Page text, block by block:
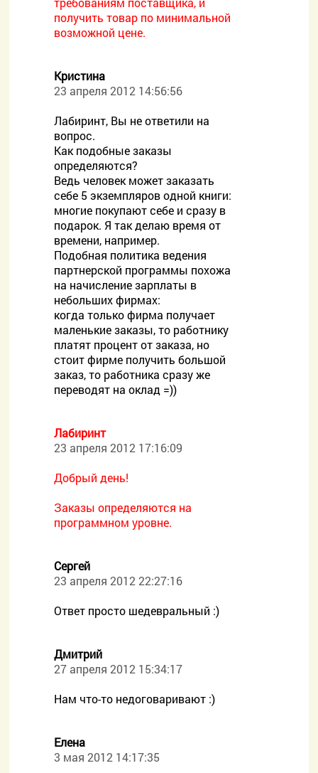
получить товар по минимальной
возможной цене.
Кристина
23 апреля 2012 14:56:56
Лабиринт, Вы не ответили на
вопрос.
Как подобные заказы
определяются?
Ведь человек может заказать
себе 5 экземпляров одной книги:
многие покупают себе и сразу в
подарок. Я так делаю время от
времени, например.
Подобная политика ведения
партнерской программы похожа
на начисление зарплаты в
небольших фирмах:
когда только фирма получает
маленькие заказы, то работнику
платят процент от заказа, но
стоит фирме получить большой
заказ, то работника сразу же
переводят на оклад =))
Лабиринт
23 апреля 2012 17:16:09
Добрый день!
Заказы определяются на
программном уровне.
Сергей
23 апреля 2012 22:27:16
Ответ просто шедевральный :)
Дмитрий
27 апреля 2012 15:34:17
Нам что-то недоговаривают :)
Елена
3 мая 2012 14:17:35